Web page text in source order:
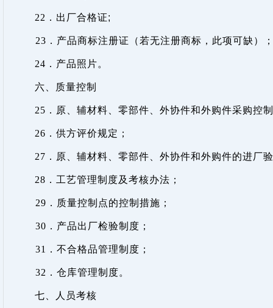
22 ．出厂合格证;
23 ．产品商标注册证（若无注册商标，此项可缺）
24 ．产品照片。
六、质量控制
25 ．原、辅材料、零部件、外协件和外购件采购控
26 ．供方评价规定；
27 ．原、辅材料、零部件、外协件和外购件的进厂
28 ． 工艺管理制度及考核办法；
29 ． 质量控制点的控制措施；
30 ． 产品出厂检验制度；
31 ．不合格品管理制度；
32 ．仓库管理制度。
七、人员考核